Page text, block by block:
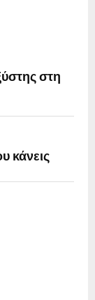
στη
κάνεις